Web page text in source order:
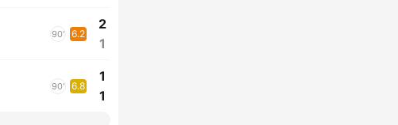
90' 6.2
2
1
90' 6.8
1
1